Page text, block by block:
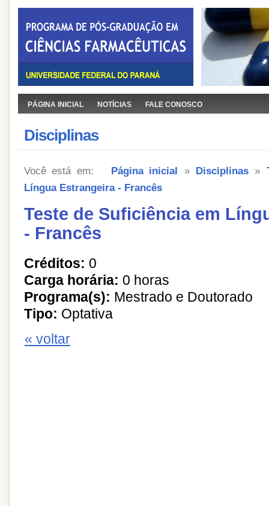
PÁGINA INICIAL NOTÍCIAS FALE CONOSCO
Disciplinas
Você está em: Página inicial » Disciplinas »
Língua Estrangeira - Francês
Teste de Suficiência em
- Francês
Créditos: 0
Carga horária: 0 horas
Programa(s): Mestrado e Doutorado
Tipo: Optativa
« voltar